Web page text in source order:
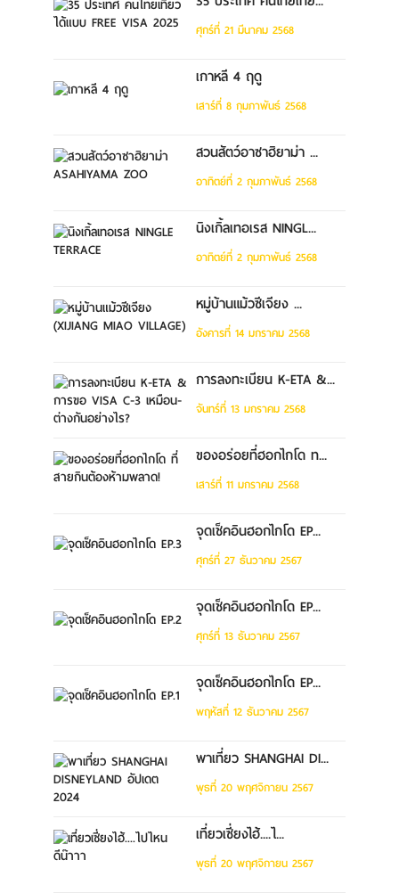
ศุกร์ที่ 21 มีนาคม 2568
เกาหลี 4 ฤดู
เสาร์ที่ 8 กุมภาพันธ์ 2568
สวนสัตว์อาซาฮิยาม่า ...
อาทิตย์ที่ 2 กุมภาพันธ์ 2568
นิงเกิ้ลเทอเรส NINGL...
อาทิตย์ที่ 2 กุมภาพันธ์ 2568
หมู่บ้านแม้วซีเจียง ...
อังคารที่ 14 มกราคม 2568
การลงทะเบียน K-ETA &...
จันทร์ที่ 13 มกราคม 2568
ของอร่อยที่ฮอกไกโด ท...
เสาร์ที่ 11 มกราคม 2568
จุดเช็คอินฮอกไกโด EP...
ศุกร์ที่ 27 ธันวาคม 2567
จุดเช็คอินฮอกไกโด EP...
ศุกร์ที่ 13 ธันวาคม 2567
จุดเช็คอินฮอกไกโด EP...
พฤหัสที่ 12 ธันวาคม 2567
พาเที่ยว SHANGHAI DI...
พุธที่ 20 พฤศจิกายน 2567
เที่ยวเซี่ยงไฮ้....ไ...
พุธที่ 20 พฤศจิกายน 2567